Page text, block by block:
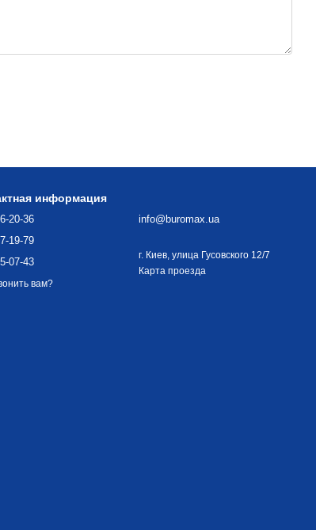
информация
20-36
19-79
07-43
вам?
info@buromax.ua
г. Киев, улица Гусовского 12/7
Карта проезда